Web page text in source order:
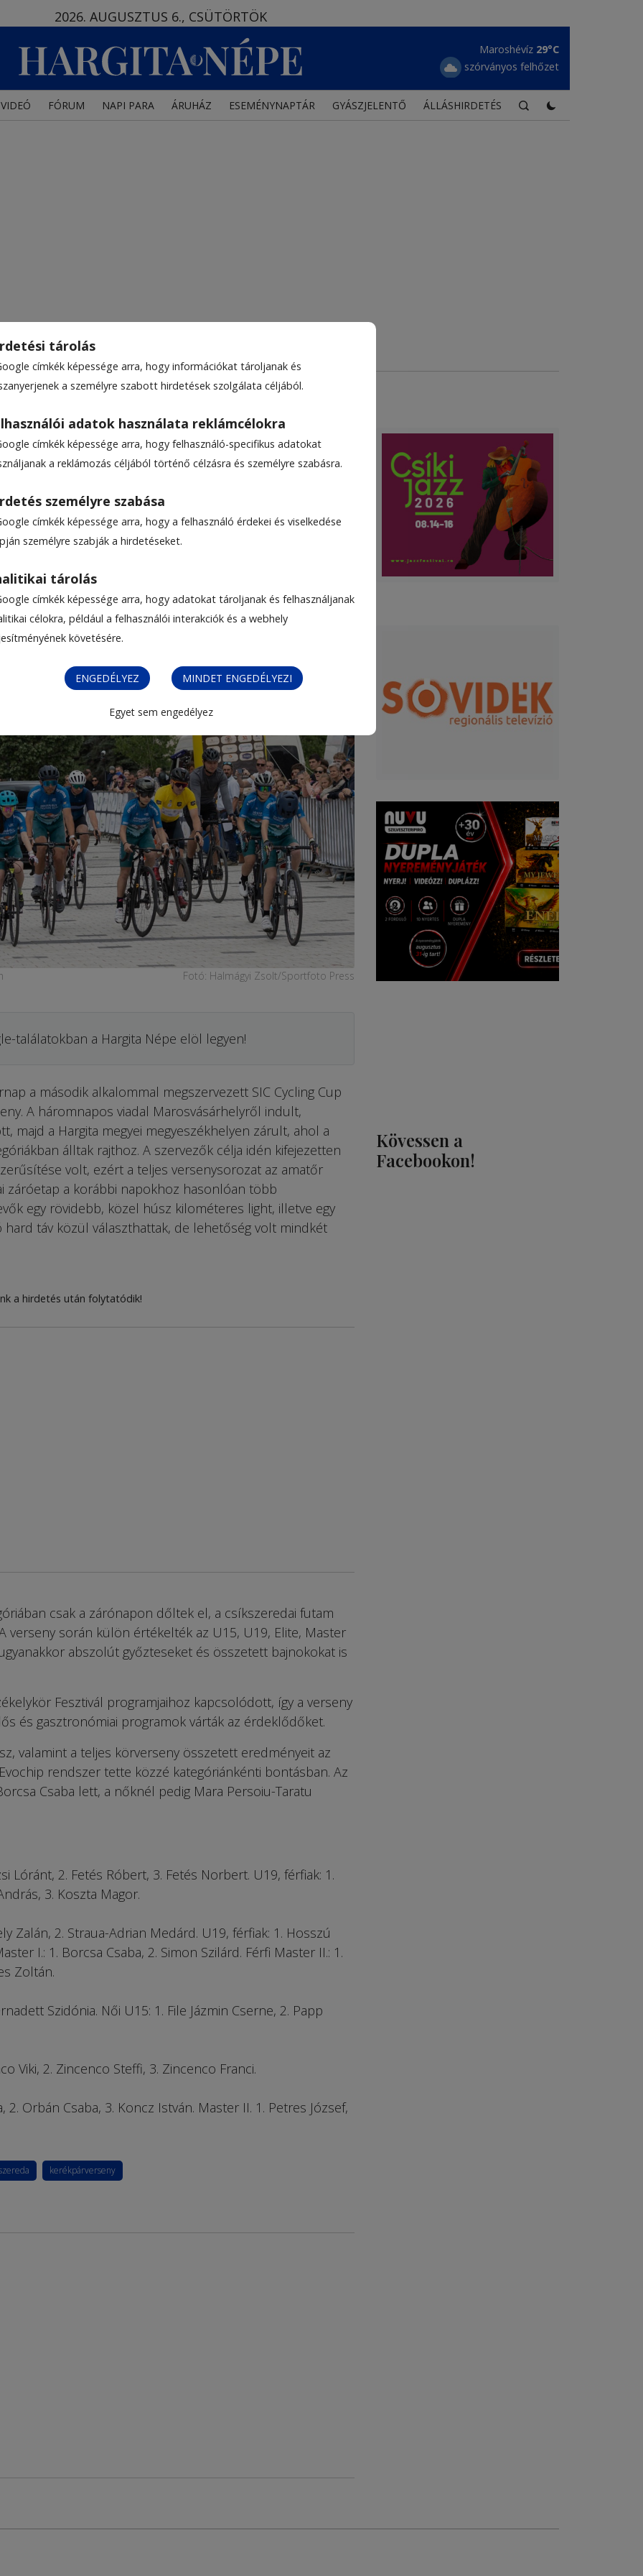
tárolás
címkék képessége arra, hogy információkat tároljanak és
a személyre szabott hirdetések szolgálata céljából.
adatok használata reklámcélokra
címkék képessége arra, hogy felhasználó-specifikus adatokat
a reklámozás céljából történő célzásra és személyre szabásra.
személyre szabása
címkék képessége arra, hogy a felhasználó érdekei és viselkedése
személyre szabják a hirdetéseket.
tárolás
címkék képessége arra, hogy adatokat tároljanak és felhasználjanak
célokra, például a felhasználói interakciók és a webhely
követésére.
ENGEDÉLYEZ MINDET ENGEDÉLYEZI
Egyet sem engedélyez
2026. AUGUSZTUS 6., CSÜTÖRTÖK
Borszék 26°C
erős felhőzet
VIDEÓ FÓRUM NAPI PARA ÁRUHÁZ ESEMÉNYNAPTÁR GYÁSZJELENTŐ ÁLLÁSHIRDETÉS
jellemezte a SIC Cycling Cup csíkszeredai
nemcsak a szakaszgyőzelmekért, hanem az
szálltak.
Fotó: Halmágyi Zsolt/Sportfoto Press
találatokban a Hargita Népe elöl legyen!
a második alkalommal megszervezett SIC Cycling Cup
A háromnapos viadal Marosvásárhelyről indult,
majd a Hargita megyei megyeszékhelyen zárult, ahol a
álltak rajthoz. A szervezők célja idén kifejezetten
volt, ezért a teljes versenysorozat az amatőr
záróetap a korábbi napokhoz hasonlóan több
egy rövidebb, közel húsz kilométeres light, illetve egy
táv közül választhattak, de lehetőség volt mindkét
a hirdetés után folytatódik!
csak a zárónapon dőltek el, a csíkszeredai futam
verseny során külön értékelték az U15, U19, Elite, Master
abszolút győzteseket és összetett bajnokokat is
Fesztivál programjaihoz kapcsolódott, így a verseny
és gasztronómiai programok várták az érdeklődőket.
valamint a teljes körverseny összetett eredményeit az
rendszer tette közzé kategóriánkénti bontásban. Az
Csaba lett, a nőknél pedig Mara Persoiu-Taratu
Lóránt, 2. Fetés Róbert, 3. Fetés Norbert. U19, férfiak: 1.
3. Koszta Magor.
Zalán, 2. Straua-Adrian Medárd. U19, férfiak: 1. Hosszú
I.: 1. Borcsa Csaba, 2. Simon Szilárd. Férfi Master II.: 1.
Zoltán.
Szidónia. Női U15: 1. File Jázmin Cserne, 2. Papp
Viki, 2. Zincenco Steffi, 3. Zincenco Franci.
2. Orbán Csaba, 3. Koncz István. Master II. 1. Petres József,
kerékpárverseny
Kövessen a
Facebookon!